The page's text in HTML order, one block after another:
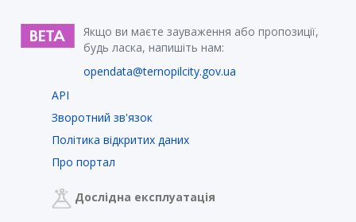
Якщо ви маєте зауваження або пропозиції,
будь ласка, напишіть нам:
opendata@ternopilcity.gov.ua
API
Зворотний зв'язок
Політика відкритих даних
Про портал
Дослідна експлуатація